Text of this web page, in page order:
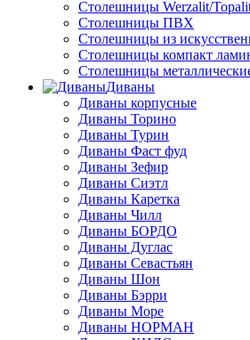
Столешницы Werzalit/
Столешницы ПВХ
Столешницы из
Столешницы компакт
Столешницы
Диваны
Диваны корпусные
Диваны Торино
Диваны Турин
Диваны Фаст фуд
Диваны Зефир
Диваны Сиэтл
Диваны Каретка
Диваны Чилл
Диваны БОРДО
Диваны Дуглас
Диваны Севастьян
Диваны Шон
Диваны Бэрри
Диваны Море
Диваны НОРМАН